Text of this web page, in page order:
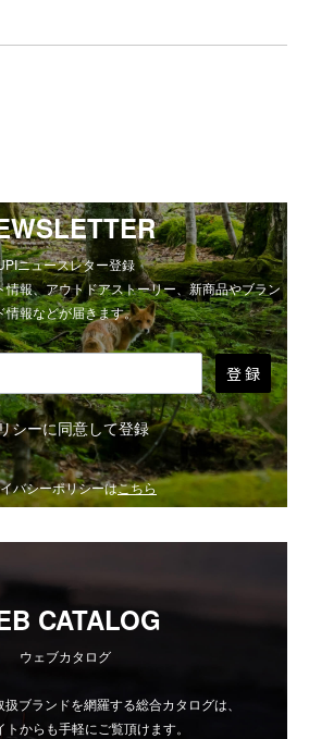
ニュースレター登録
情報、アウトドアストーリー、新商品やブラン
情報などが届きます。
登 録
シーに同意して登録
バシーポリシーはこちら
CATALOG
ウェブカタログ
ブランドを網羅する総合カタログは、
トからも手軽にご覧頂けます。